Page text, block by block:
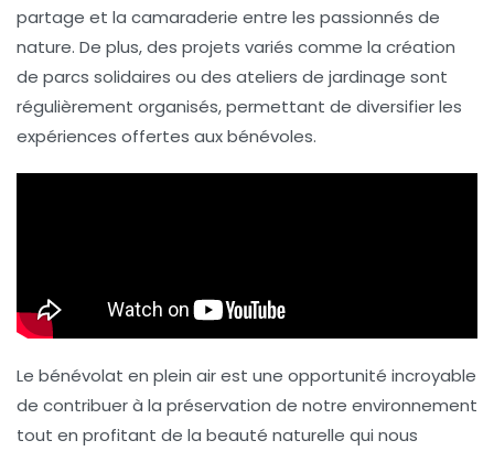
partage et la camaraderie entre les passionnés de
nature. De plus, des projets variés comme la création
de parcs solidaires ou des ateliers de jardinage sont
régulièrement organisés, permettant de diversifier les
expériences offertes aux bénévoles.
Le bénévolat en plein air est une opportunité incroyable
de contribuer à la préservation de notre environnement
tout en profitant de la beauté naturelle qui nous